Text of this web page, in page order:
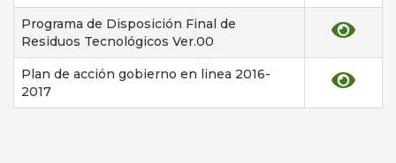
Programa de Disposición Final de
Residuos Tecnológicos Ver.00
Plan de acción gobierno en linea 2016-
2017